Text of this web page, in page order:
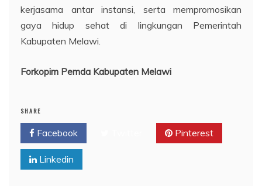
kerjasama antar instansi, serta mempromosikan
gaya hidup sehat di lingkungan Pemerintah
Kabupaten Melawi.
Forkopim Pemda Kabupaten Melawi
SHARE
Facebook Pinterest
Linkedin